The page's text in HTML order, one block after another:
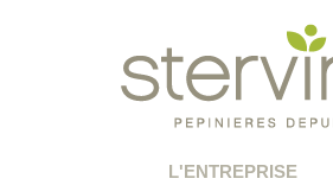
L'ENTREPRISE